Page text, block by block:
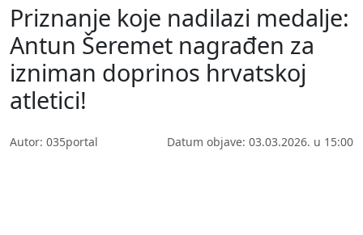
Priznanje koje nadilazi medalje:
Antun Šeremet nagrađen za
izniman doprinos hrvatskoj
atletici!
Autor: 035portal Datum objave: 03.03.2026. u 15:00